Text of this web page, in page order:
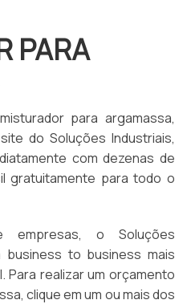
PARA
para argamassa,
do Soluções Industriais,
com dezenas de
gratuitamente para todo o
empresas, o Soluções
to business mais
Para realizar um orçamento
clique em um ou mais dos